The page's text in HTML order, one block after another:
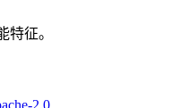
特征。
2.0